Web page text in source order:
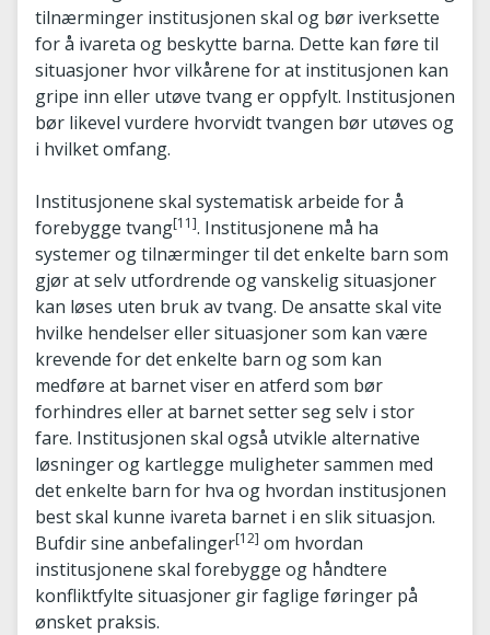
tilnærminger institusjonen skal og bør iverksette
for å ivareta og beskytte barna. Dette kan føre til
situasjoner hvor vilkårene for at institusjonen kan
gripe inn eller utøve tvang er oppfylt. Institusjonen
bør likevel vurdere hvorvidt tvangen bør utøves og
i hvilket omfang.
Institusjonene skal systematisk arbeide for å
forebygge tvang[11]. Institusjonene må ha
systemer og tilnærminger til det enkelte barn som
gjør at selv utfordrende og vanskelig situasjoner
kan løses uten bruk av tvang. De ansatte skal vite
hvilke hendelser eller situasjoner som kan være
krevende for det enkelte barn og som kan
medføre at barnet viser en atferd som bør
forhindres eller at barnet setter seg selv i stor
fare. Institusjonen skal også utvikle alternative
løsninger og kartlegge muligheter sammen med
det enkelte barn for hva og hvordan institusjonen
best skal kunne ivareta barnet i en slik situasjon.
Bufdir sine anbefalinger[12] om hvordan
institusjonene skal forebygge og håndtere
konfliktfylte situasjoner gir faglige føringer på
ønsket praksis.